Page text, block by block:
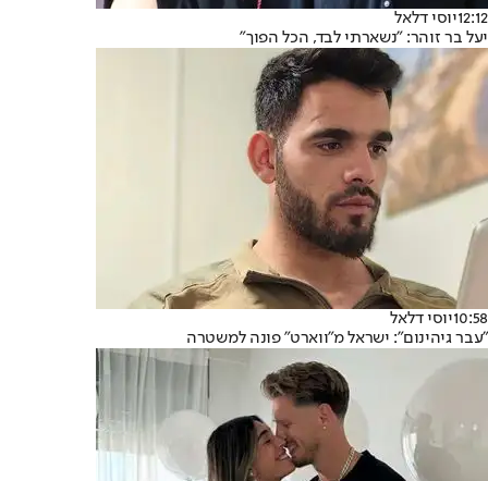
12:12יוסי דלאל
יעל בר זוהר: "נשארתי לבד, הכל הפוך"
10:58יוסי דלאל
"עבר גיהינום": ישראל מ"ווארט" פונה למשטרה